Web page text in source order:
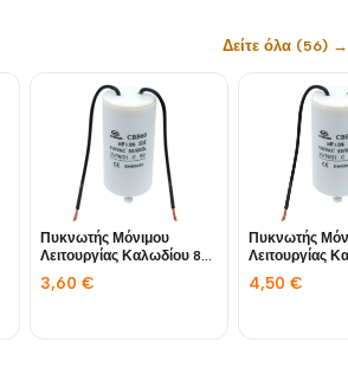
Δείτε όλα (56) →
Πυκνωτής Μόνιμου
Λειτουργίας Καλωδίου 8μF
450VAC CBB
3,60 €
Πυκνωτής
Λειτουργίας
450VAC CBB
4,50€